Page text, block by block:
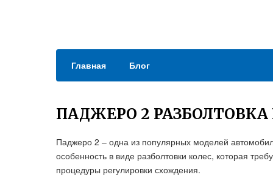
Главная Блог
ПАДЖЕРО 2 РАЗБОЛТОВКА
Паджеро 2 – одна из популярных моделей
особенность в виде разболтовки колес, которая
процедуры регулировки схождения.